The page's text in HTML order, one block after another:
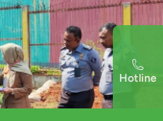
Hotline